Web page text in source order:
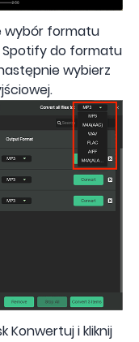
wybór formatu
do formatu
wybierz
Konwertuj i kliknij